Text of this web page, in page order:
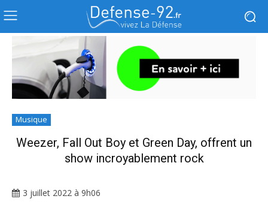
Musique
Weezer, Fall Out Boy et Green Day, offrent un
show incroyablement rock
3 juillet 2022 à 9h06